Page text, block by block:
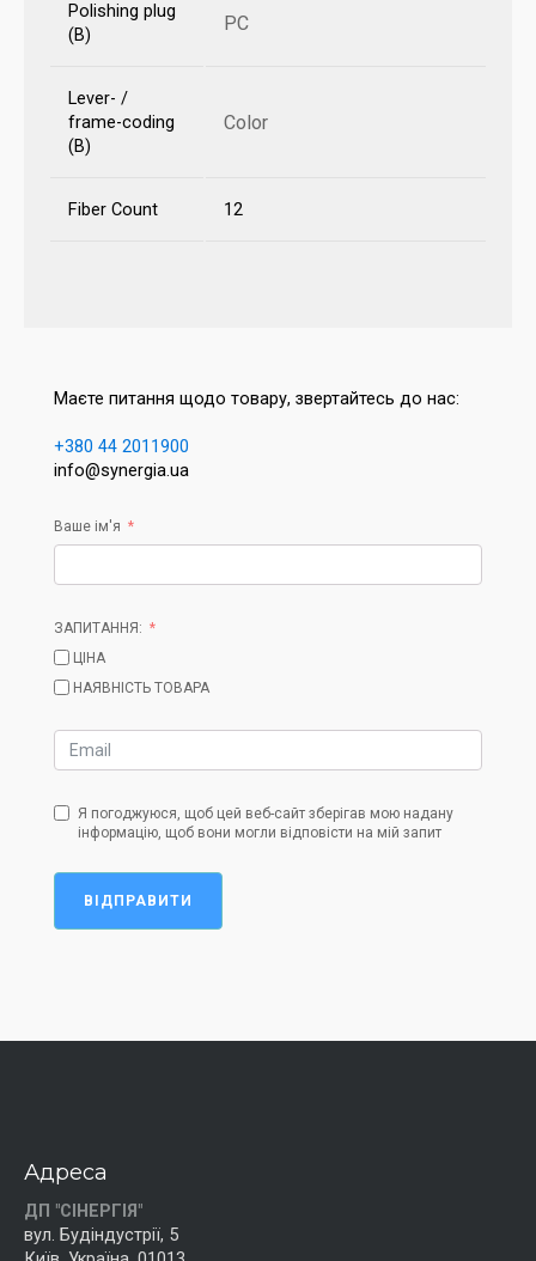
Polishing plug
(B)
PC
Lever- /
frame-coding
(B)
Color
Fiber Count 12
Маєте питання щодо товару, звертайтесь до нас:
+380 44 2011900
info@synergia.ua
Ваше ім'я
ЗАПИТАННЯ:
ЦІНА
НАЯВНІСТЬ ТОВАРА
Я погоджуюся, щоб цей веб-сайт зберігав мою надану
інформацію, щоб вони могли відповісти на мій запит
ВІДПРАВИТИ
Адреса
ДП "СІНЕРГІЯ"
вул. Будіндустрії, 5